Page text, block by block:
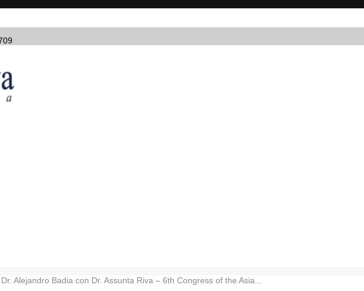
Dr. Alejandro Badia con Dr. Assunta Riva – 6th Congress of the Asia...